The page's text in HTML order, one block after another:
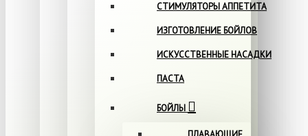
СТИМУЛЯТОРЫ АППЕТИТА
ИЗГОТОВЛЕНИЕ БОЙЛОВ
ИСКУССТВЕННЫЕ НАСАДКИ
ПАСТА
БОЙЛЫ